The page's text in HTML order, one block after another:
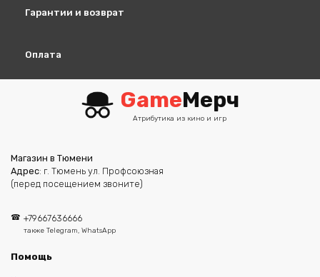
Гарантии и возврат
Оплата
GameМерч
Атрибутика из кино и игр
Магазин в Тюмени
Адрес: г. Тюмень ул. Профсоюзная
(перед посещением звоните)
+79667636666
также Telegram, WhatsApp
Помощь